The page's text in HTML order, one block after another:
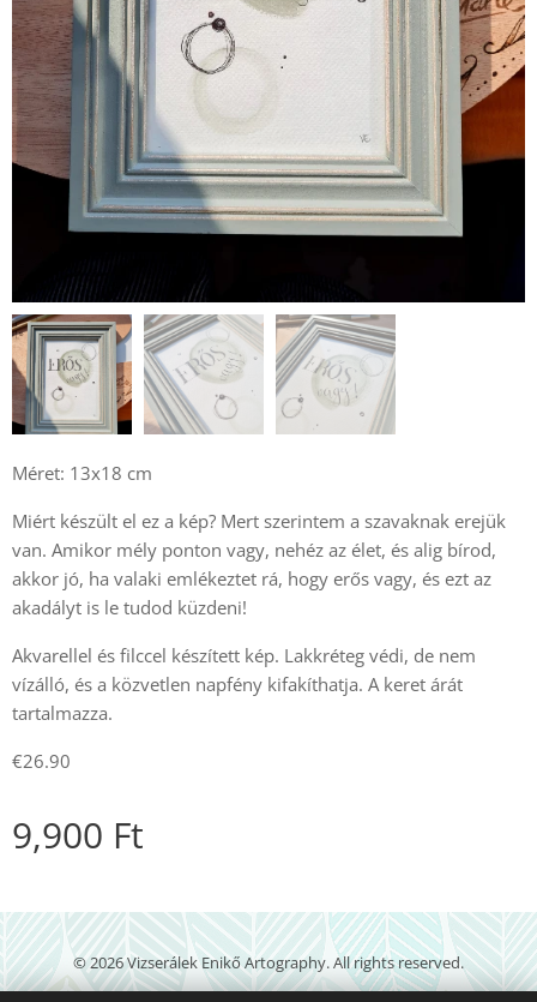
Méret: 13x18 cm
Miért készült el ez a kép? Mert szerintem a szavaknak erejük
van. Amikor mély ponton vagy, nehéz az élet, és alig bírod,
akkor jó, ha valaki emlékeztet rá, hogy erős vagy, és ezt az
akadályt is le tudod küzdeni!
Akvarellel és filccel készített kép. Lakkréteg védi, de nem
vízálló, és a közvetlen napfény kifakíthatja. A keret árát
tartalmazza.
€26.90
9,900 Ft
© 2026 Vizserálek Enikő Artography. All rights reserved.